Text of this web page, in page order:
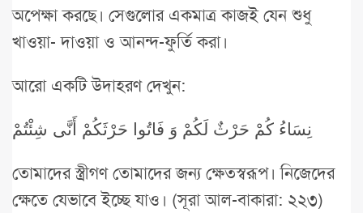
অপেক্ষা করছে। সেগুলোর একমাত্র কাজই যেন শুধু
খাওয়া- দাওয়া ও আনন্দ-ফুর্তি করা।
আরো একটি উদাহরণ দেখুন:
نِسَاءُ كُمْ حَرْثٌ لَكُمْ وَ فَاتُوا حَرْثَكُمْ أَنَّى شِئْتُمْ
তোমাদের স্ত্রীগণ তোমাদের জন্য ক্ষেতস্বরূপ। নিজেদের
ক্ষেতে যেভাবে ইচ্ছে যাও। (সূরা আল-বাকারা: ২২৩)